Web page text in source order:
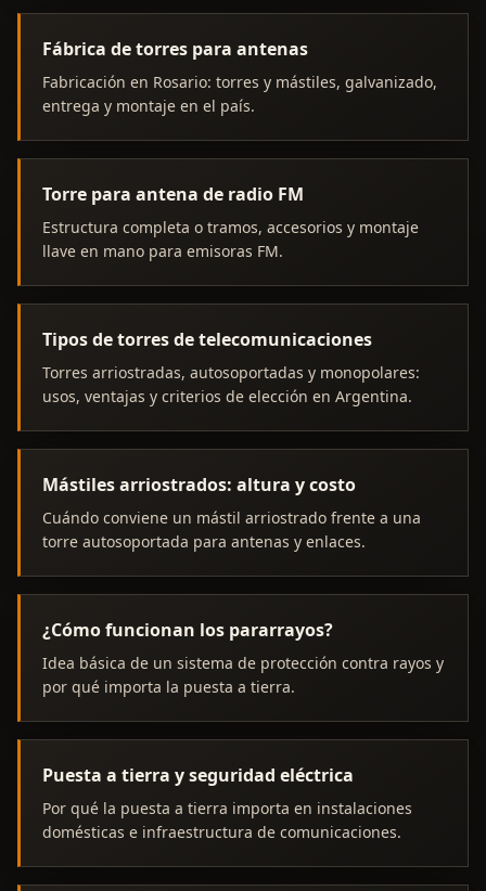
Fábrica de torres para antenas
Fabricación en Rosario: torres y mástiles, galvanizado,
entrega y montaje en el país.
Torre para antena de radio FM
Estructura completa o tramos, accesorios y montaje
llave en mano para emisoras FM.
Tipos de torres de telecomunicaciones
Torres arriostradas, autosoportadas y monopolares:
usos, ventajas y criterios de elección en Argentina.
Mástiles arriostrados: altura y costo
Cuándo conviene un mástil arriostrado frente a una
torre autosoportada para antenas y enlaces.
¿Cómo funcionan los pararrayos?
Idea básica de un sistema de protección contra rayos y
por qué importa la puesta a tierra.
Puesta a tierra y seguridad eléctrica
Por qué la puesta a tierra importa en instalaciones
domésticas e infraestructura de comunicaciones.